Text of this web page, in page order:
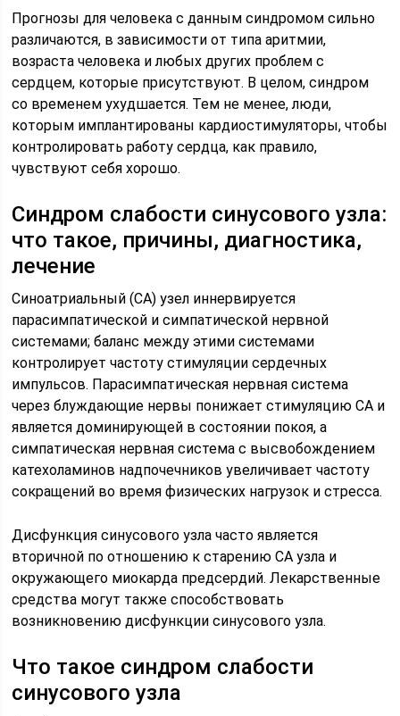
Прогнозы для человека с данным синдромом сильно
различаются, в зависимости от типа аритмии,
возраста человека и любых других проблем с
сердцем, которые присутствуют. В целом, синдром
со временем ухудшается. Тем не менее, люди,
которым имплантированы кардиостимуляторы, чтобы
контролировать работу сердца, как правило,
чувствуют себя хорошо.
Синдром слабости синусового узла:
что такое, причины, диагностика,
лечение
Синоатриальный (СА) узел иннервируется
парасимпатической и симпатической нервной
системами; баланс между этими системами
контролирует частоту стимуляции сердечных
импульсов. Парасимпатическая нервная система
через блуждающие нервы понижает стимуляцию СА и
является доминирующей в состоянии покоя, а
симпатическая нервная система с высвобождением
катехоламинов надпочечников увеличивает частоту
сокращений во время физических нагрузок и стресса.
Дисфункция синусового узла часто является
вторичной по отношению к старению СА узла и
окружающего миокарда предсердий. Лекарственные
средства могут также способствовать
возникновению дисфункции синусового узла.
Что такое синдром слабости
синусового узла